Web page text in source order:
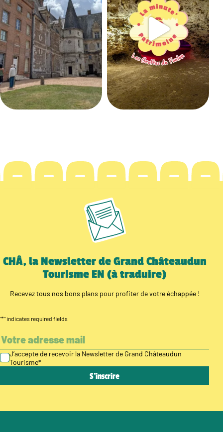
CHÂ, la Newsletter de Grand Châteaudun
Tourisme EN (à traduire)
Recevez tous nos bons plans pour profiter de votre échappée !
"*" indicates required fields
J’accepte de recevoir la Newsletter de Grand Châteaudun
Tourisme*